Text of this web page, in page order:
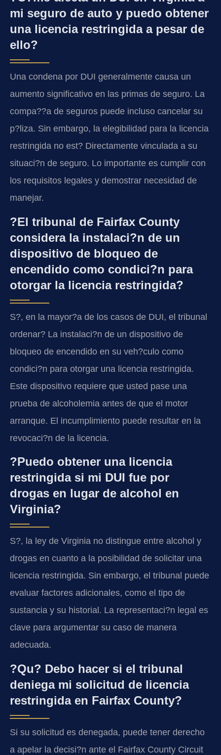
mi seguro de auto y puedo obtener
una licencia restringida a pesar de
ello?
Una condena por DUI generalmente causa un
aumento significativo en las primas de seguro. La
compa??a de seguros puede incluso cancelar su
p?liza. Sin embargo, la elegibilidad para la licencia
restringida no est? Directamente vinculada a su
situaci?n de seguro. Lo importante es cumplir con
los requisitos legales y demostrar necesidad de
manejar.
?El tribunal de Fairfax County
considera la instalaci?n de un
dispositivo de bloqueo de
encendido como condici?n para
otorgar la licencia restringida?
S?, en la mayor?a de los casos de DUI, el tribunal
ordenar? La instalaci?n de un dispositivo de
bloqueo de encendido en su veh?culo como
condici?n para otorgar una licencia restringida.
Este dispositivo requiere que usted pase una
prueba de alcoholemia antes de que el motor
arranque. El incumplimiento puede resultar en la
revocaci?n de la licencia.
?Puedo obtener una licencia
restringida si mi DUI fue por
drogas en lugar de alcohol en
Virginia?
S?, la ley de Virginia no distingue entre alcohol y
drogas en cuanto a la posibilidad de solicitar una
licencia restringida. Sin embargo, el tribunal puede
evaluar factores adicionales, como el tipo de
sustancia y su historial. La representaci?n legal es
clave para argumentar su caso de manera
adecuada.
?Qu? Debo hacer si el tribunal
deniega mi solicitud de licencia
restringida en Fairfax County?
Si su solicitud es denegada, puede tener derecho
a apelar la decisi?n ante el Fairfax County Circuit